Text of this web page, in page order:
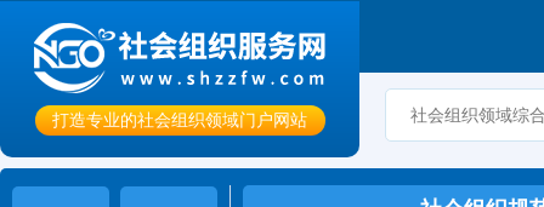
打造专业的社会组织领域门户网站